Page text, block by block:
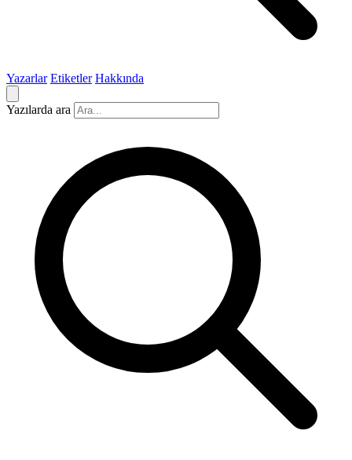
Yazarlar Etiketler Hakkında
Yazılarda ara